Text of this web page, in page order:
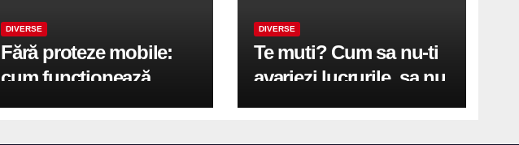
DIVERSE
Fără proteze mobile:
cum funcționează
reabilitarea completă
DIVERSE
Te muti? Cum sa nu-ti
avariezi lucrurile, sa nu
zgarii podeaua sau sa